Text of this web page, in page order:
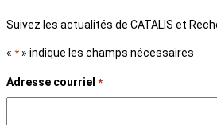
Suivez les actualités de CATALIS et
« * » indique les champs nécessaires
Adresse courriel *